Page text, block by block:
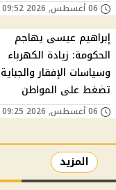
06 أغسطس, 2026 09:52 م
إبراهيم عيسى يهاجم
الحكومة: زيادة الكهرباء
وسياسات الإفقار والجباية
تضغط على المواطن
06 أغسطس, 2026 09:25 م
المزيد